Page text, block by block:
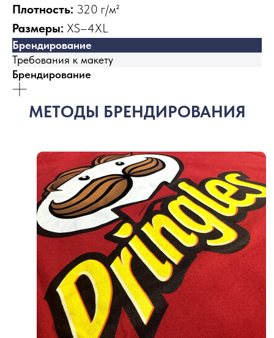
Плотность: 320 г/м²
Размеры: XS–4XL
Брендирование
Требования к макету
Брендирование
МЕТОДЫ БРЕНДИРОВАНИЯ